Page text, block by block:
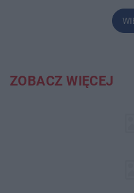
ZOBACZ WIĘCEJ